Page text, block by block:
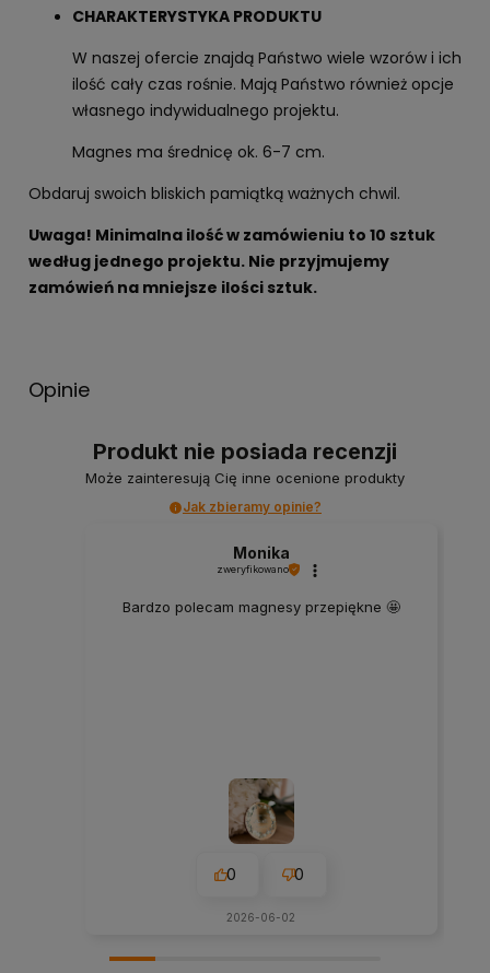
CHARAKTERYSTYKA PRODUKTU
W naszej ofercie znajdą Państwo wiele wzorów i ich
ilość cały czas rośnie. Mają Państwo również opcje
własnego indywidualnego projektu.
Magnes ma średnicę ok. 6-7 cm.
Obdaruj swoich bliskich pamiątką ważnych chwil.
Uwaga! Minimalna ilość w zamówieniu to 10 sztuk
według jednego projektu. Nie przyjmujemy
zamówień na mniejsze ilości sztuk.
Opinie
Produkt nie posiada recenzji
Może zainteresują Cię inne ocenione produkty
Jak zbieramy opinie?
Monika
zweryfikowano
Bardzo polecam magnesy przepiękne 🤩
0 0
2026-06-02